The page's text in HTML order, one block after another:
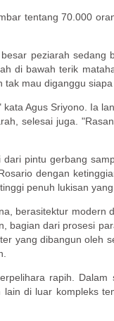
tentang 70.000
peziarah
di bawah terik
tak mau diganggu
Agus Sriyono. Ia
selesai juga.
pintu gerbang
dengan
penuh lukisan
berasitektur
dari prosesi
yang dibangun
rapih.
di luar kompleks